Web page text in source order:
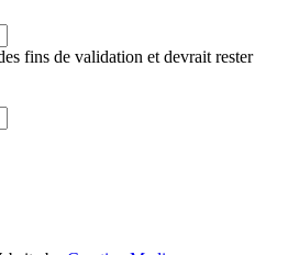
fins de validation et devrait rester